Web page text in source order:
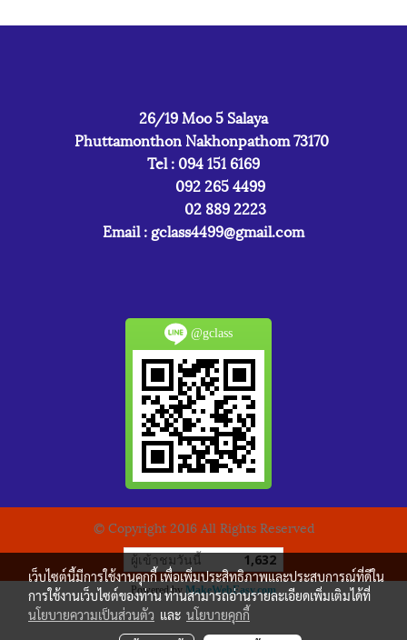
26/19 Moo 5 Salaya
Phuttamonthon Nakhonpathom 73170
Tel : 094 151 6169
092 265 4499
02 889 2223
Email : gclass4499@gmail.com
@gclass
© Copyright 2016 All Rights Reserved
ผู้เข้าชมวันนี้ 1,632
Powered byMakeWebEasy.com
เว็บไซต์นี้มีการใช้งานคุกกี้ เพื่อเพิ่มประสิทธิภาพและประสบการณ์ที่ดีใน
การใช้งานเว็บไซต์ของท่าน ท่านสามารถอ่านรายละเอียดเพิ่มเติมได้ที่
นโยบายความเป็นส่วนตัว และ นโยบายคุกกี้